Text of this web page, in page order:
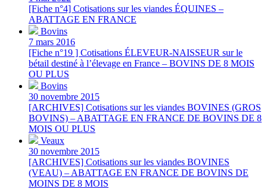
[Fiche n°4] Cotisations sur les viandes ÉQUINES –
ABATTAGE EN FRANCE
Bovins
7 mars 2016
[Fiche n°19 ] Cotisations ÉLEVEUR-NAISSEUR sur le
bétail destiné à l’élevage en France – BOVINS DE 8 MOIS
OU PLUS
Bovins
30 novembre 2015
[ARCHIVES] Cotisations sur les viandes BOVINES (GROS
BOVINS) – ABATTAGE EN FRANCE DE BOVINS DE 8
MOIS OU PLUS
Veaux
30 novembre 2015
[ARCHIVES] Cotisations sur les viandes BOVINES
(VEAU) – ABATTAGE EN FRANCE DE BOVINS DE
MOINS DE 8 MOIS